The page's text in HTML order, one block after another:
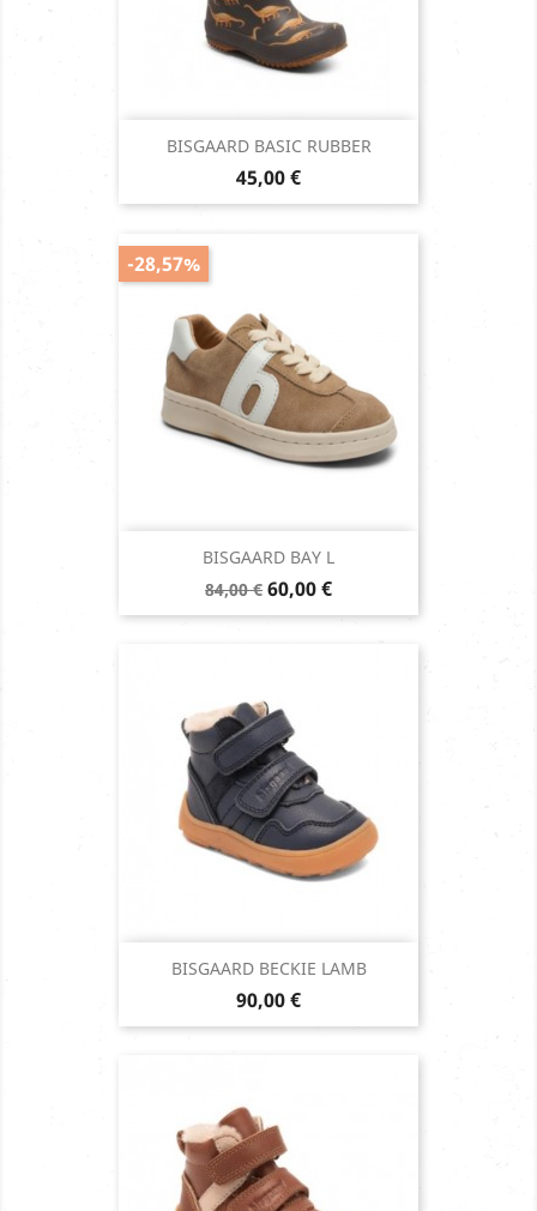
BISGAARD BASIC RUBBER
Prix
45,00 €
BISGAARD BAY L
Prix
de
84,00 € Prix
60,00 €
-28,57%
BISGAARD BECKIE LAMB
Prix
90,00 €